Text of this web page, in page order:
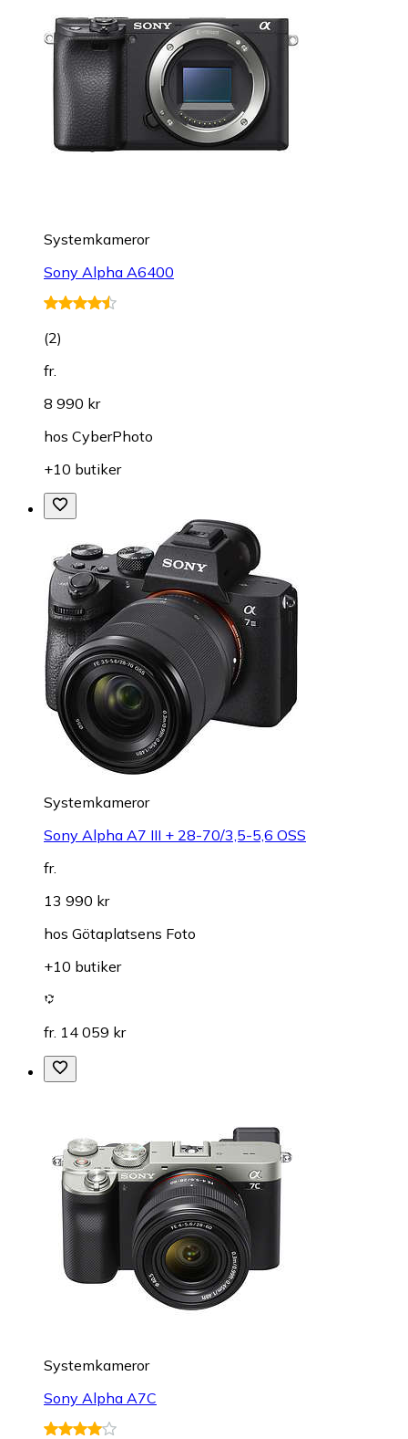
Systemkameror
Sony Alpha A6400
(2)
fr.
8 990 kr
hos CyberPhoto
+10 butiker
Systemkameror
Sony Alpha A7 III + 28-70/3,5-5,6 OSS
fr.
13 990 kr
hos Götaplatsens Foto
+10 butiker
fr. 14 059 kr
Systemkameror
Sony Alpha A7C